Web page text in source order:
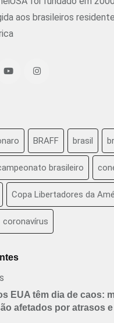
aos brasileiros
BRAFF brasil
brasileiro
Copa Libertadores da
coronavírus
EUA têm dia de caos:
afetados por atrasos